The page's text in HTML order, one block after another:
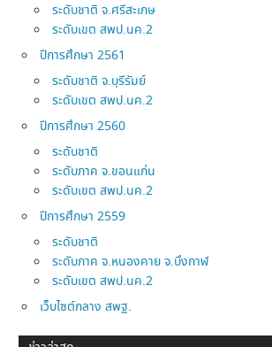
ระดับชาติ จ.ศรีสะเกษ
ระดับเขต สพป.นค.2
ปีการศึกษา 2561
ระดับชาติ จ.บุรีรัมย์
ระดับเขต สพป.นค.2
ปีการศึกษา 2560
ระดับชาติ
ระดับภาค จ.ขอนแก่น
ระดับเขต สพป.นค.2
ปีการศึกษา 2559
ระดับชาติ
ระดับภาค จ.หนองคาย จ.บึงกาฬ
ระดับเขต สพป.นค.2
เว็บไซต์กลาง สพฐ.